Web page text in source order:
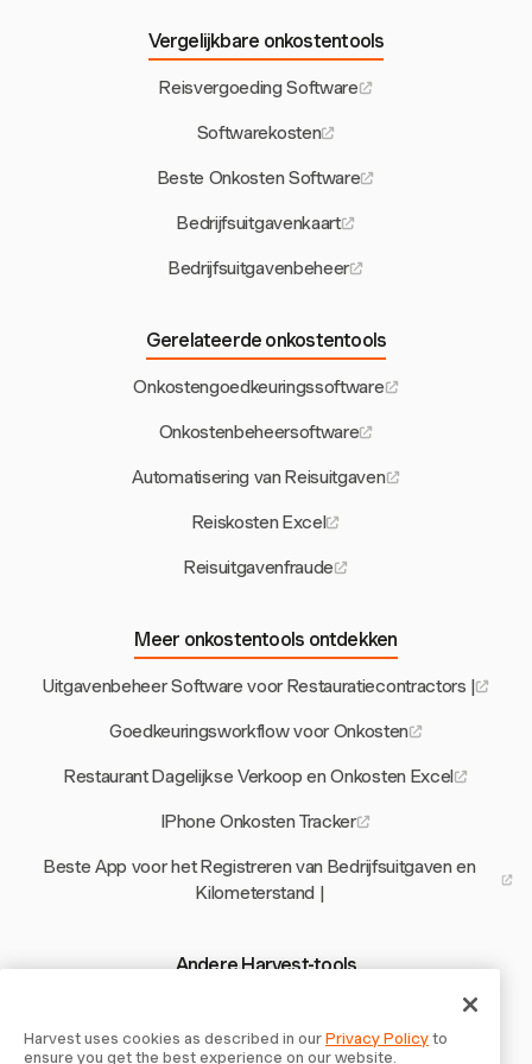
Vergelijkbare onkostentools
Reisvergoeding Software
Softwarekosten
Beste Onkosten Software
Bedrijfsuitgavenkaart
Bedrijfsuitgavenbeheer
Gerelateerde onkostentools
Onkostengoedkeuringssoftware
Onkostenbeheersoftware
Automatisering van Reisuitgaven
Reiskosten Excel
Reisuitgavenfraude
Meer onkostentools ontdekken
Uitgavenbeheer Software voor Restauratiecontractors |
Goedkeuringsworkflow voor Onkosten
Restaurant Dagelijkse Verkoop en Onkosten Excel
IPhone Onkosten Tracker
Beste App voor het Registreren van Bedrijfsuitgaven en
Kilometerstand |
Andere Harvest-tools
Maak een Bouwcontract
Harvest uses cookies as described in ourPrivacy Policyto
ensure you get the best experience on our website.